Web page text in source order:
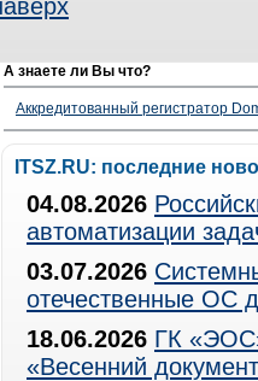
А знаете ли Вы что?
Аккредитованный регистратор
ITSZ.RU: последние
04.08.2026
автоматизации
03.07.2026
отечественные ОС
18.06.2026 ГК
«Весенний